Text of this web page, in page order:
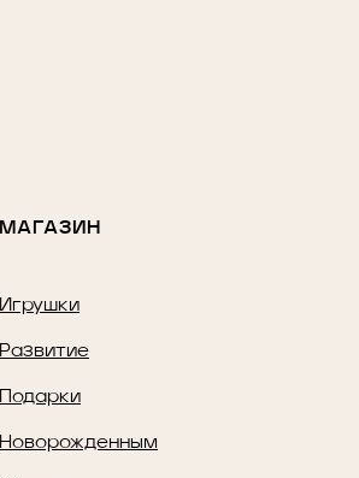
МАГАЗИН
Игрушки
Развитие
Подарки
Новорожденным